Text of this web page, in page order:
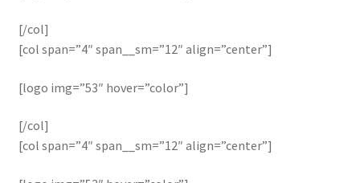
[/col]
[col span=”4″ span__sm=”12″ align=”center”]
[logo img=”53″ hover=”color”]
[/col]
[col span=”4″ span__sm=”12″ align=”center”]